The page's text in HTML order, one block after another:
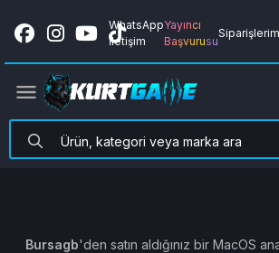
WhatsApp
İletişim
Yayıncı
Başvurusu
Siparişlerim
Bursagb'den satın aldığınız bir MacOS